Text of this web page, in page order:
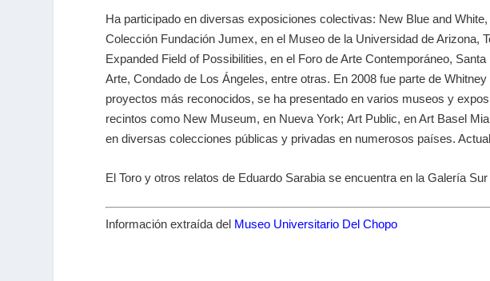
Ha participado en diversas exposiciones colectivas: New Blue and
Colección Fundación Jumex, en el Museo de la Universidad de Arizona,
Expanded Field of Possibilities, en el Foro de Arte Contemporáneo,
Arte, Condado de Los Ángeles, entre otras. En 2008 fue parte de
proyectos más reconocidos, se ha presentado en varios museos y
recintos como New Museum, en Nueva York; Art Public, en Art Basel
en diversas colecciones públicas y privadas en numerosos países.
El Toro y otros relatos de Eduardo Sarabia se encuentra en la Galería
Información extraída del Museo Universitario Del Chopo